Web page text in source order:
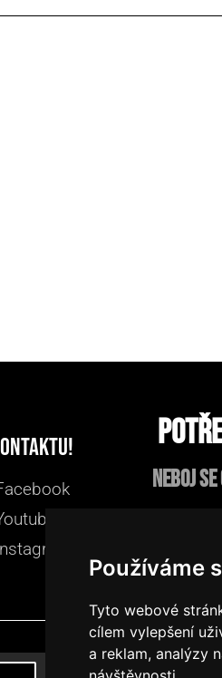
Používáme
Tyto webové
cílem vylepšení
a reklam, analýzy
neboj